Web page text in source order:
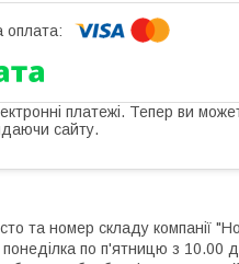
платежі. Тепер ви
сайту.
та номер складу компанії
по п'ятницю з 10.00